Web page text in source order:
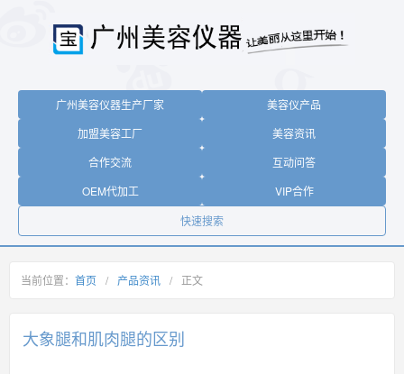
广州美容仪器生产厂家
美容仪产品
加盟美容工厂
美容资讯
合作交流
互动问答
OEM代加工
VIP合作
快速搜索
当前位置： 首页 / 产品资讯 / 正文
大象腿和肌肉腿的区别